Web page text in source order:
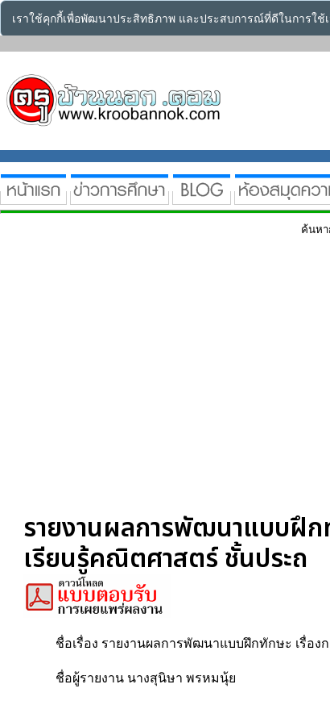
เราใช้คุกกี้เพื่อพัฒนาประสิทธิภาพ และประสบการณ์ที่ดีในการใ
ค้นหา
รายงานผลการพัฒนาแบบฝึก
เรียนรู้คณิตศาสตร์ ชั้นประถ
ชื่อเรื่อง รายงานผลการพัฒนาแบบฝึกทักษะ เรื่อ
ชื่อผู้รายงาน นางสุนิษา พรหมนุ้ย